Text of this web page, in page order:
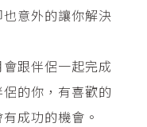
意外的讓你解決
會跟伴侶一起完成
的你，有喜歡的
成功的機會。